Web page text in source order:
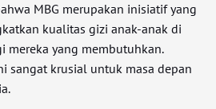
MBG merupakan inisiatif yang
kualitas gizi anak-anak di
mereka yang membutuhkan.
sangat krusial untuk masa depan